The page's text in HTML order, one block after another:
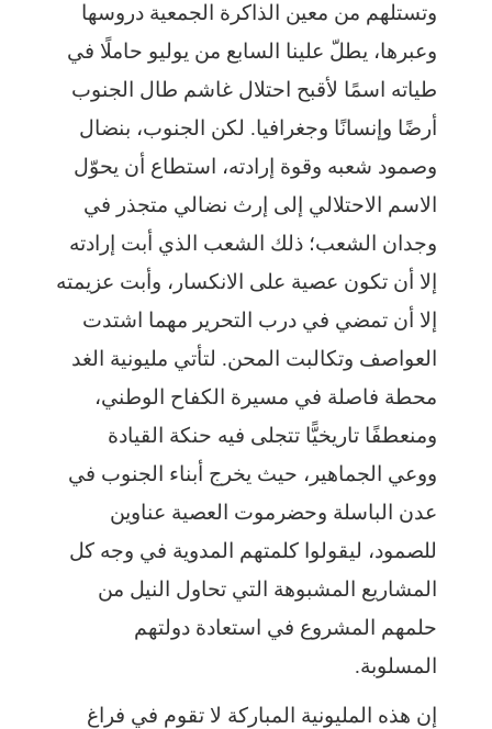
وتستلهم من معين الذاكرة الجمعية دروسها
وعبرها، يطلّ علينا السابع من يوليو حاملًا في
طياته اسمًا لأقبح احتلال غاشم طال الجنوب
أرضًا وإنسانًا وجغرافيا. لكن الجنوب، بنضال
وصمود شعبه وقوة إرادته، استطاع أن يحوّل
الاسم الاحتلالي إلى إرث نضالي متجذر في
وجدان الشعب؛ ذلك الشعب الذي أبت إرادته
إلا أن تكون عصية على الانكسار، وأبت عزيمته
إلا أن تمضي في درب التحرير مهما اشتدت
العواصف وتكالبت المحن. لتأتي مليونية الغد
محطة فاصلة في مسيرة الكفاح الوطني،
ومنعطفًا تاريخيًّا تتجلى فيه حنكة القيادة
ووعي الجماهير، حيث يخرج أبناء الجنوب في
عدن الباسلة وحضرموت العصية عناوين
للصمود، ليقولوا كلمتهم المدوية في وجه كل
المشاريع المشبوهة التي تحاول النيل من
حلمهم المشروع في استعادة دولتهم
المسلوبة.
إن هذه المليونية المباركة لا تقوم في فراغ